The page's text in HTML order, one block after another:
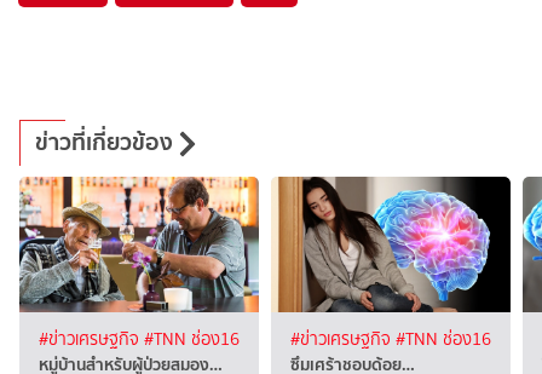
ข่าวที่เกี่ยวข้อง
#ข่าวเศรษฐกิจ #TNN ช่อง16
หมู่บ้านสำหรับผู้ป่วยสมอง…
#ข่าวเศรษฐกิจ #TNN ช่อง16
ซึมเศร้าชอบด้อย…